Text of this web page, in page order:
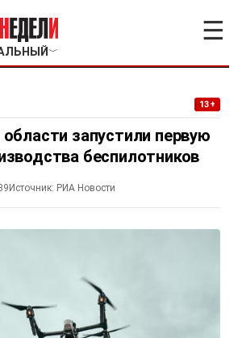
﹀
☰
13+
запустили первую
беспилотников
Источник: РИА Новости